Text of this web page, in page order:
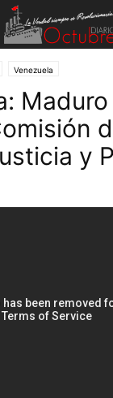
Venezuela
y